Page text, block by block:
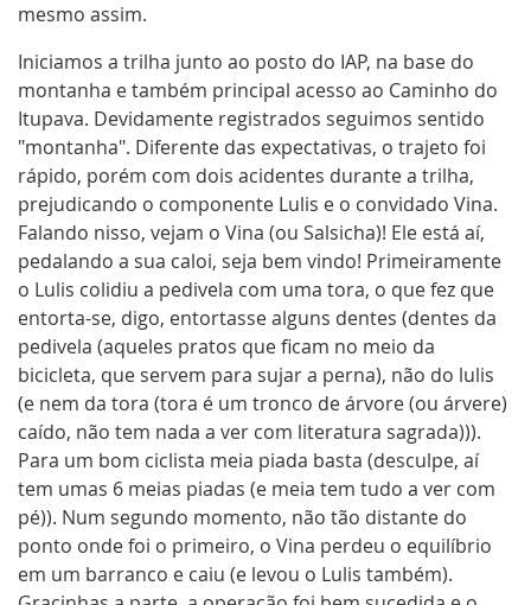
mesmo assim.
Iniciamos a trilha junto ao posto do IAP, na base do
montanha e também principal acesso ao Caminho do
Itupava. Devidamente registrados seguimos sentido
"montanha". Diferente das expectativas, o trajeto foi
rápido, porém com dois acidentes durante a trilha,
prejudicando o componente Lulis e o convidado Vina.
Falando nisso, vejam o Vina (ou Salsicha)! Ele está aí,
pedalando a sua caloi, seja bem vindo! Primeiramente
o Lulis colidiu a pedivela com uma tora, o que fez que
entorta-se, digo, entortasse alguns dentes (dentes da
pedivela (aqueles pratos que ficam no meio da
bicicleta, que servem para sujar a perna), não do lulis
(e nem da tora (tora é um tronco de árvore (ou árvere)
caído, não tem nada a ver com literatura sagrada))).
Para um bom ciclista meia piada basta (desculpe, aí
tem umas 6 meias piadas (e meia tem tudo a ver com
pé)). Num segundo momento, não tão distante do
ponto onde foi o primeiro, o Vina perdeu o equilíbrio
em um barranco e caiu (e levou o Lulis também).